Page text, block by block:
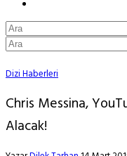
Dizi Haberleri
Chris Messina,
Alacak!